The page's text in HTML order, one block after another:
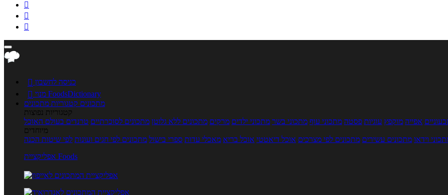



 כניסה לחשבון

מנוי FoodsDictionary
מתכונים קטגוריות מתכונים
קטגוריות נפוצות
אפייה מוקפץ עוגיות פסטה מתכוני עוף מתכוני בשר מתכוני ילדים מרקים מתכונים ללא גלוטן מתכונים לסוכרתיים טרנדים בעולם האוכל
מיוחדים
וידאו מתכונים עשירים מתכונים לפי מצרכים אוכל דיאטטי אוכל בריא מאכלי עדות ספרי בישול מתכונים לפי חגים ועונות לפי שיטות הכנה
אפליקציית Foods